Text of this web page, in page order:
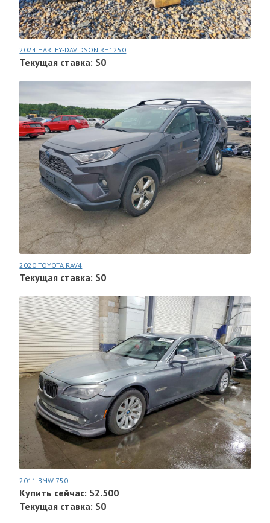
2024 HARLEY-DAVIDSON RH1250
Текущая ставка: $0
2020 TOYOTA RAV4
Текущая ставка: $0
2011 BMW 750
Купить сейчас: $2.500
Текущая ставка: $0